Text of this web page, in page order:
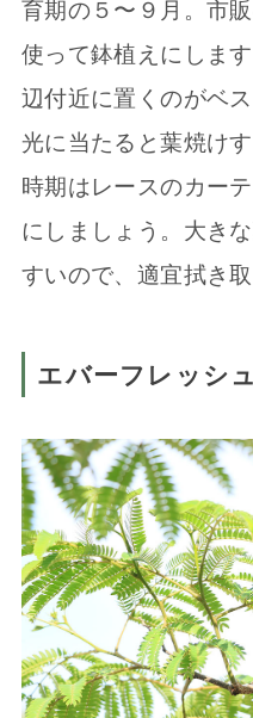
育期の５〜９月。市
使って鉢植えにしま
辺付近に置くのがベ
光に当たると葉焼け
時期はレースのカー
にしましょう。大き
すいので、適宜拭き
エバーフレッシュ